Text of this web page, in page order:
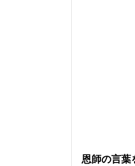
恩師の言葉